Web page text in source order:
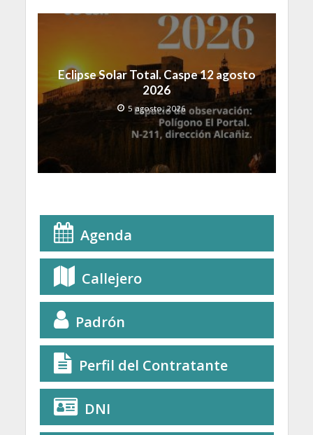
Eclipse Solar Total. Caspe 12 agosto
2026
5 agosto, 2026
Agenda
Callejero
Padrón
Perfil del Contratante
DNI